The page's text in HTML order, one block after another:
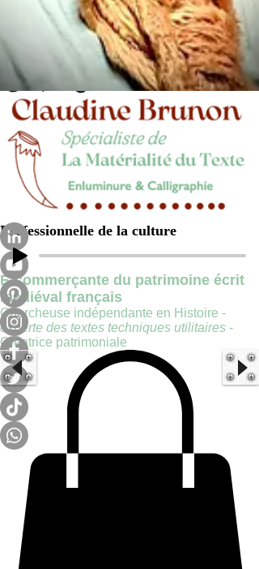
Professionnelle de la culture
E-commerçante du patrimoine écrit
médiéval français
Chercheuse indépendante en Histoire -
experte des textes techniques utilitaires -
Créatrice patrimoniale